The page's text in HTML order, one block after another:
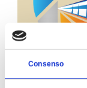
Consenso